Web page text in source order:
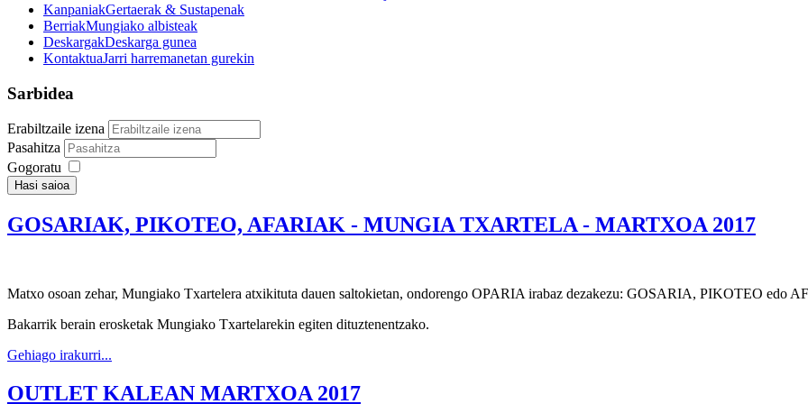
KanpaniakGertaerak & Sustapenak
BerriakMungiako albisteak
DeskargakDeskarga gunea
KontaktuaJarri harremanetan gurekin
Sarbidea
Erabiltzaile izena
Pasahitza
Gogoratu
Hasi saioa
GOSARIAK, PIKOTEO, AFARIAK - MUNGIA TXARTELA - MARTXOA 2017
Matxo osoan zehar, Mungiako Txartelera atxikituta dauen saltokietan, ondorengo OPARIA irabaz dezakezu: GOSARIA, PIKOTEO edo
Bakarrik berain erosketak Mungiako Txartelarekin egiten dituztenentzako.
Gehiago irakurri...
OUTLET KALEAN MARTXOA 2017